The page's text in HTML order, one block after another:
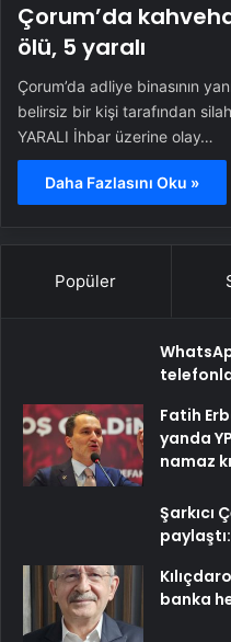
Çorum’da
ölü, 5 yaralı
Çorum’da adliye binasının
belirsiz bir kişi tarafından
YARALI İhbar üzerine olay…
Daha Fazlasını Oku »
Popüler
Fatih
yanda
namaz
Şarkıcı
banka